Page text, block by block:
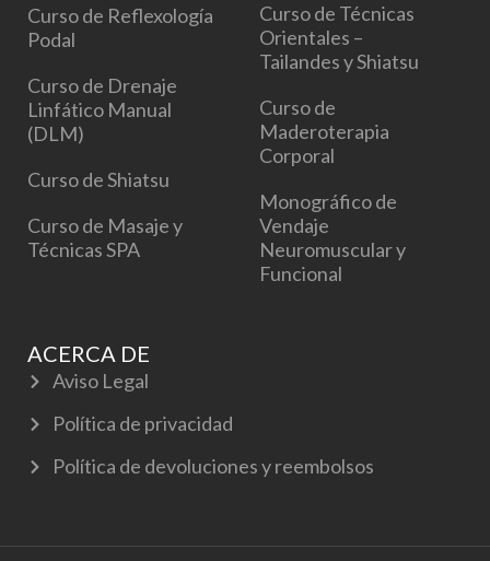
Curso de Reflexología
Podal
Curso de Drenaje
Linfático Manual
(DLM)
Curso de Shiatsu
Curso de Masaje y
Técnicas SPA
Curso de Técnicas
Orientales –
Tailandes y Shiatsu
Curso de
Maderoterapia
Corporal
Monográfico de
Vendaje
Neuromuscular y
Funcional
ACERCA DE
Aviso Legal
Política de privacidad
Política de devoluciones y reembolsos